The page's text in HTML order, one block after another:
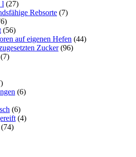
l (27)
Rebsorte (7)
(56)
auf eigenen Hefen (44)
Zucker (96)
(7)
(6)
(6)
(4)
(74)